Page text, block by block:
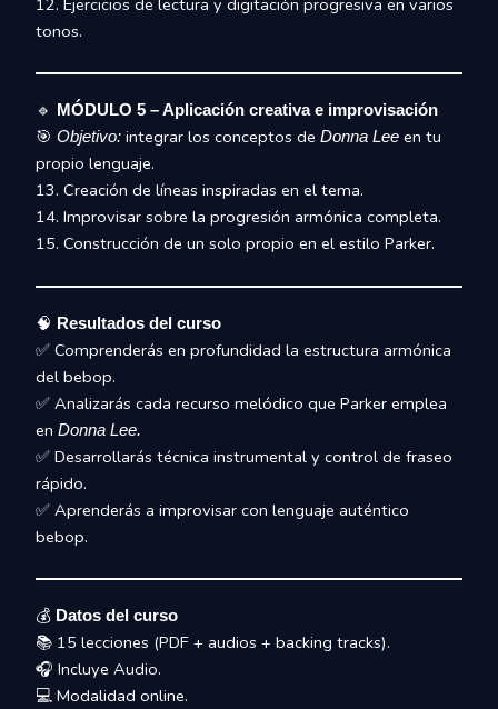
tonos.
🔹 MÓDULO 5 – Aplicación creativa e improvisación
🎯Objetivo: integrar los conceptos deDonna Lee en tu
propio lenguaje.
13. Creación de líneas inspiradas en el tema.
14. Improvisar sobre la progresión armónica completa.
15. Construcción de un solo propio en el estilo Parker.
🧠 Resultados del curso
✅ Comprenderás en profundidad la estructura armónica
del bebop.
✅ Analizarás cada recurso melódico que Parker emplea
enDonna Lee.
✅ Desarrollarás técnica instrumental y control de fraseo
rápido.
✅ Aprenderás a improvisar con lenguaje auténtico
bebop.
💰 Datos del curso
📚 15 lecciones (PDF + audios + backing tracks).
🎧 Incluye Audio.
💻 Modalidad online.